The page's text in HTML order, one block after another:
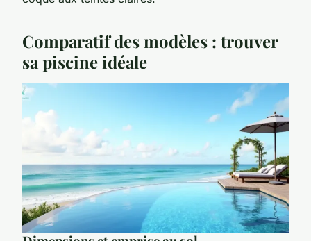
Comparatif des modèles : trouver
sa piscine idéale